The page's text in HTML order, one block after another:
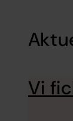
Vi